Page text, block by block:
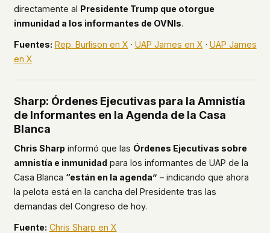
directamente al Presidente Trump que otorgue
inmunidad a los informantes de OVNIs.
Fuentes: Rep. Burlison en X · UAP James en X · UAP James
en X
Sharp: Órdenes Ejecutivas para la Amnistía
de Informantes en la Agenda de la Casa
Blanca
Chris Sharp informó que las Órdenes Ejecutivas sobre
amnistía e inmunidadpara los informantes de UAP de la
Casa Blanca “están en la agenda” – indicando que ahora
la pelota está en la cancha del Presidente tras las
demandas del Congreso de hoy.
Fuente: Chris Sharp en X